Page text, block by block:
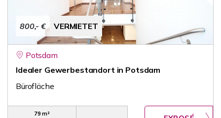
800,- € VERMIETET
Potsdam
Idealer Gewerbestandort in Potsdam
Bürofläche
79 m²